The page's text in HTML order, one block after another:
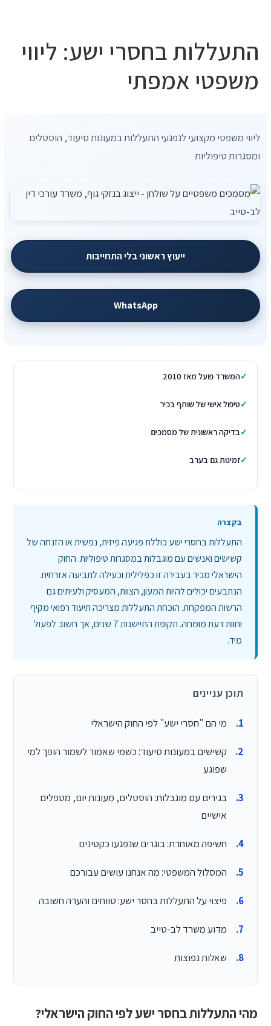
התעללות בחסרי ישע: ליווי
משפטי אמפתי
ליווי משפטי מקצועי לנפגעי התעללות במעונות סיעוד, הוסטלים
ומסגרות טיפוליות
ייעוץ ראשוני בלי התחייבות
WhatsApp
המשרד פועל מאז 2010
טיפול אישי של שותף בכיר
בדיקה ראשונית של מסמכים
זמינות גם בערב
התעללות בחסרי ישע כוללת פגיעה פיזית, נפשית או הזנחה של
קשישים ואנשים עם מוגבלות במסגרות טיפוליות. החוק
הישראלי מכיר בעבירה זו כפלילית וכעילה לתביעה אזרחית.
הנתבעים יכולים להיות המעון, הצוות, המעסיק ולעיתים גם
הרשות המפקחת. הוכחת התעללות מצריכה תיעוד רפואי מקיף
וחוות דעת מומחה. תקופת התיישנות 7 שנים, אך חשוב לפעול
מיד.
תוכן עניינים
מי הם "חסרי ישע" לפי החוק הישראלי
קשישים במעונות סיעוד: כשמי שאמור לשמור הופך למי
שפוגע
בגירים עם מוגבלות: הוסטלים, מעונות יום, מטפלים
אישיים
חשיפה מאוחרת: בוגרים שנפגעו כקטינים
המסלול המשפטי: מה אנחנו עושים עבורכם
פיצוי על התעללות בחסר ישע: טווחים והערה חשובה
מדוע משרד לב-טייב
שאלות נפוצות
מהי התעללות בחסר ישע לפי החוק הישראלי?